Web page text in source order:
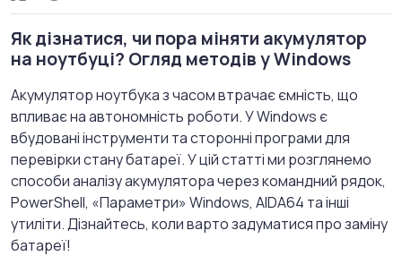
Як дізнатися, чи пора міняти акумулятор
на ноутбуці? Огляд методів у Windows
Акумулятор ноутбука з часом втрачає ємність, що
впливає на автономність роботи. У Windows є
вбудовані інструменти та сторонні програми для
перевірки стану батареї. У цій статті ми розглянемо
способи аналізу акумулятора через командний рядок,
PowerShell, «Параметри» Windows, AIDA64 та інші
утиліти. Дізнайтесь, коли варто задуматися про заміну
батареї!